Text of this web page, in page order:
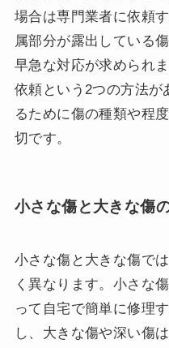
場合は専門業者に依頼
属部分が露出している
早急な対応が求められ
依頼という2つの方法が
るために傷の種類や程
切です。
小さな傷と大きな傷
小さな傷と大きな傷で
く異なります。小さな
って自宅で簡単に修理
し、大きな傷や深い傷